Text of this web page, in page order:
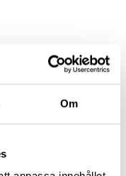
Om
bli smittad av
frånLunds
för att själv få viruset.